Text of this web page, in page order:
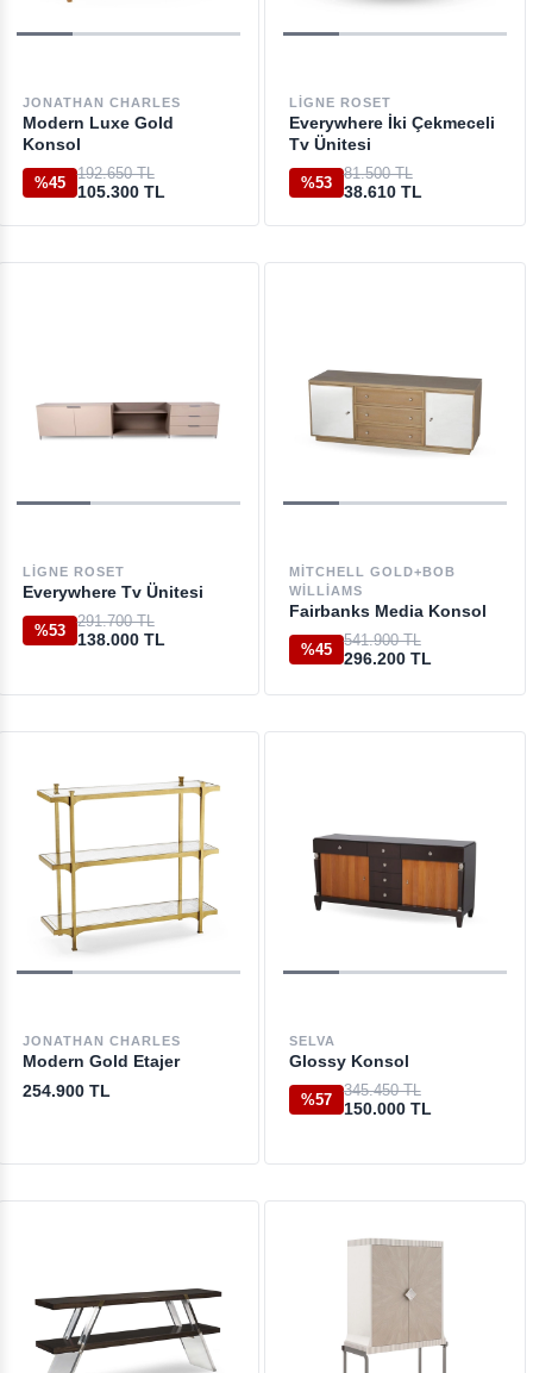
JONATHAN CHARLES
Modern Luxe Gold
Konsol
%45
192.650 TL
105.300 TL
LIGNE ROSET
Everywhere İki Çekmeceli
Tv Ünitesi
%53
81.500 TL
38.610 TL
LIGNE ROSET
Everywhere Tv Ünitesi
%53
291.700 TL
138.000 TL
MITCHELL GOLD+BOB
WILLIAMS
Fairbanks Media Konsol
%45
541.900 TL
296.200 TL
JONATHAN CHARLES
Modern Gold Etajer
254.900 TL
SELVA
Glossy Konsol
%57
345.450 TL
150.000 TL